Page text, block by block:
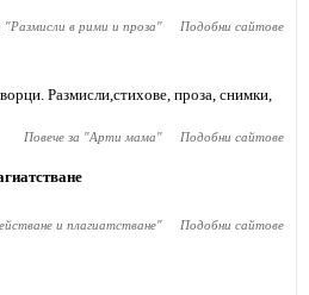
"Размисли в рими и проза" Подобни сайтове
Размисли,стихове, проза, снимки,
Повече за "Арти мама" Подобни сайтове
и плагиатстване" Подобни сайтове